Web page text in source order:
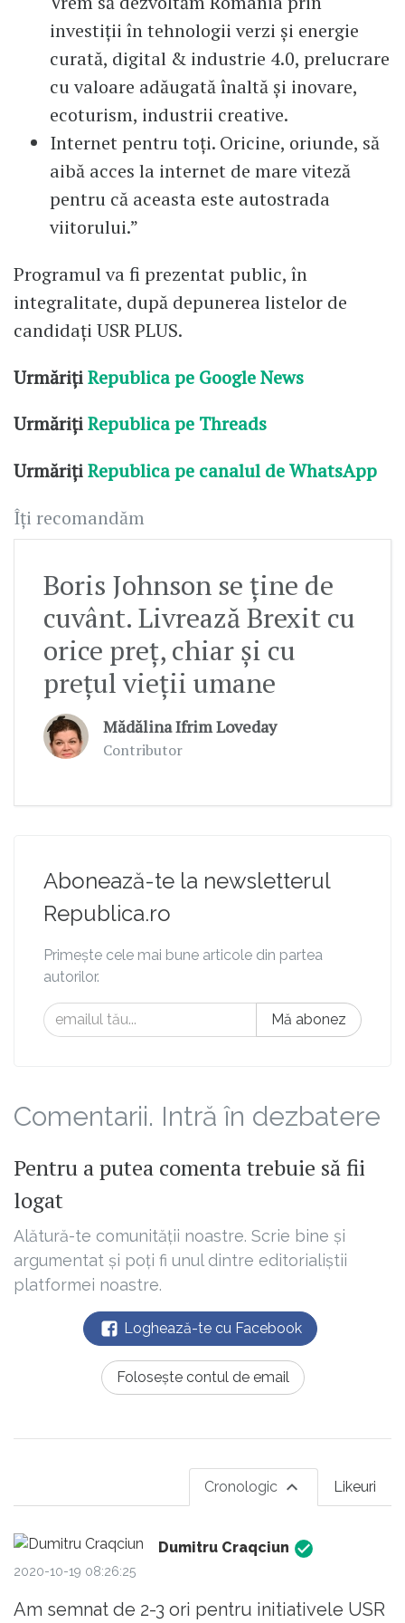
investiții în tehnologii verzi și energie
curată, digital & industrie 4.0, prelucrare
cu valoare adăugată înaltă și inovare,
ecoturism, industrii creative.
Internet pentru toți. Oricine, oriunde, să
aibă acces la internet de mare viteză
pentru că aceasta este autostrada
viitorului.”
Programul va fi prezentat public, în
integralitate, după depunerea listelor de
candidați USR PLUS.
UrmărițiRepublica pe Google News
UrmărițiRepublica pe Threads
UrmărițiRepublica pe canalul de WhatsApp
Îți recomandăm
Boris Johnson se ține de
cuvânt. Livrează Brexit cu
orice preț, chiar și cu
prețul vieții umane
Mădălina Ifrim Loveday
Contributor
Abonează-te la newsletterul
Republica.ro
Primește cele mai bune articole din partea
autorilor.
Mă abonez
Comentarii. Intră în dezbatere
Pentru a putea comenta trebuie să fii
logat
Alătură-te comunității noastre. Scrie bine și
argumentat și poți fi unul dintre editorialiștii
platformei noastre.
Loghează-te cu Facebook
Folosește contul de email
Likeuri
Cronologic
Dumitru Craqciun
2020-10-19 08:26:25
Am semnat de 2-3 ori pentru initiativele USR